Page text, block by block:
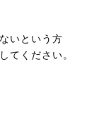
いという方
てください。